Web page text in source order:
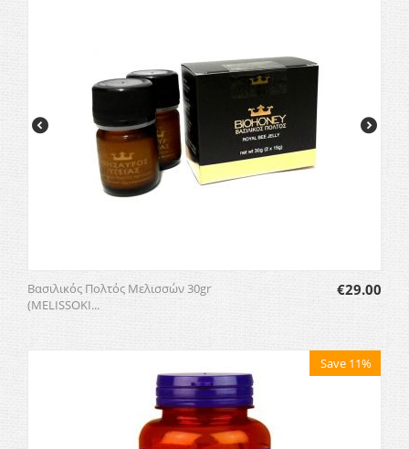
Βασιλικός Πολτός Μελισσών 30gr
(MELISSOKI...
€29.00
Save 11%